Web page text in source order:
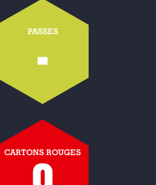
PASSES
-
CARTONS ROUGES